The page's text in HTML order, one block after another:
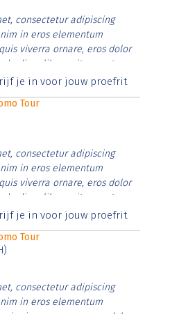
consectetur adipiscing
in eros elementum
viverra ornare, eros dolor
diam libero vitae erat.
cursus id rutrum lorem
je in voor jouw proefrit
Tour
consectetur adipiscing
in eros elementum
viverra ornare, eros dolor
diam libero vitae erat.
cursus id rutrum lorem
je in voor jouw proefrit
Tour
consectetur adipiscing
in eros elementum